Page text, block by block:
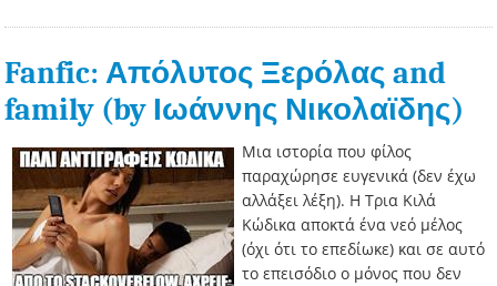
Fanfic: Απόλυτος Ξερόλας and
family (by Ιωάννης Νικολαϊδης)
Μια ιστορία που φίλος
παραχώρησε ευγενικά (δεν έχω
αλλάξει λέξη). Η Τρια Κιλά
Κώδικα αποκτά ένα νεό μέλος
(όχι ότι το επεδίωκε) και σε αυτό
το επεισόδιο ο μόνος που δεν